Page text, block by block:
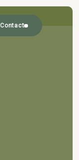
Contact